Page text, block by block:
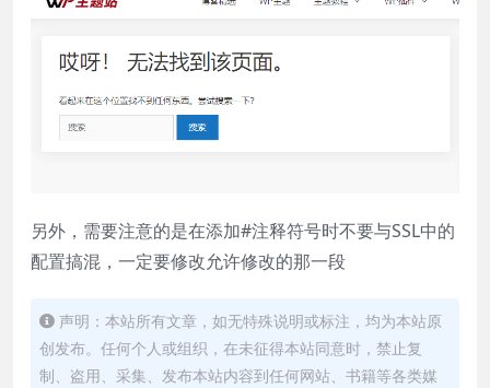
另外，需要注意的是在添加#注释符号时不要与SSL中的
配置搞混，一定要修改允许修改的那一段
声明：本站所有文章，如无特殊说明或标注，均为本站原
创发布。任何个人或组织，在未征得本站同意时，禁止复
制、盗用、采集、发布本站内容到任何网站、书籍等各类媒